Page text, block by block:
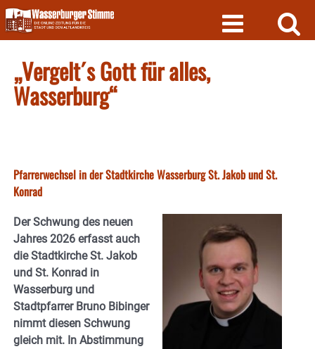
Skip
to
content
„Vergelt´s Gott für alles,
Wasserburg“
Pfarrerwechsel in der Stadtkirche Wasserburg St. Jakob und St.
Konrad
Der Schwung des neuen
Jahres 2026 erfasst auch
die Stadtkirche St. Jakob
und St. Konrad in
Wasserburg und
Stadtpfarrer Bruno Bibinger
nimmt diesen Schwung
gleich mit. In Abstimmung